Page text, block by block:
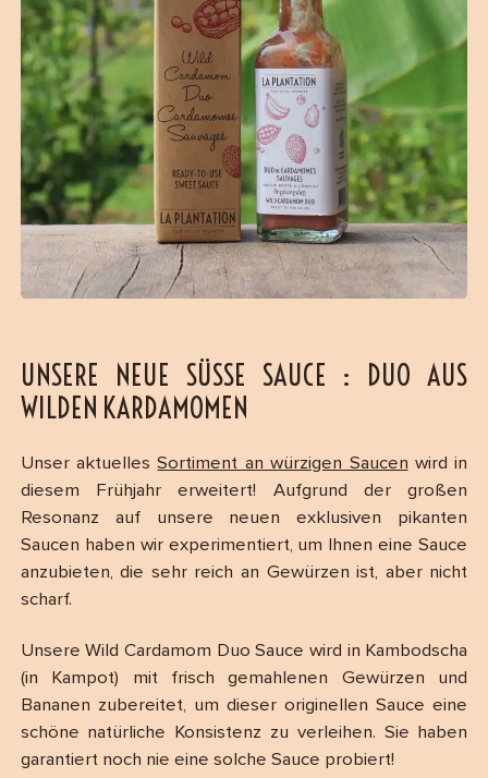
UNSERE NEUE SÜSSE SAUCE : DUO AUS
WILDEN KARDAMOMEN
Unser aktuellesSortiment an würzigen Saucen wird in
diesem Frühjahr erweitert! Aufgrund der großen
Resonanz auf unsere neuen exklusiven pikanten
Saucen haben wir experimentiert, um Ihnen eine Sauce
anzubieten, die sehr reich an Gewürzen ist, aber nicht
scharf.
Unsere Wild Cardamom Duo Sauce wird in Kambodscha
(in Kampot) mit frisch gemahlenen Gewürzen und
Bananen zubereitet, um dieser originellen Sauce eine
schöne natürliche Konsistenz zu verleihen. Sie haben
garantiert noch nie eine solche Sauce probiert!